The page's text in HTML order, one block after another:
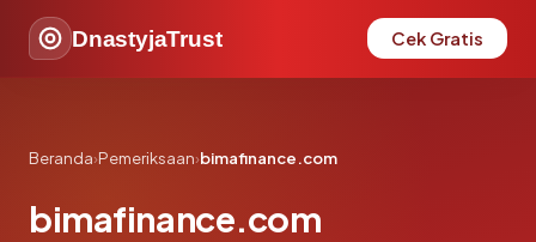
DnastyjaTrust Cek Gratis
Beranda›Pemeriksaan›bimafinance.com
bimafinance.com